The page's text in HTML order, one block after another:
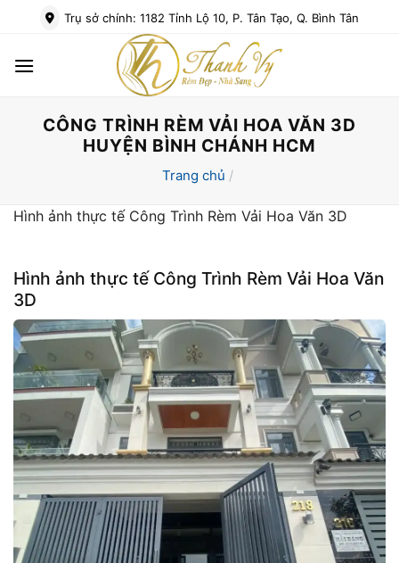
dung
Trụ sở chính: 1182 Tỉnh Lộ 10, P. Tân Tạo, Q. Bình Tân
CÔNG TRÌNH RÈM VẢI HOA VĂN 3D
HUYỆN BÌNH CHÁNH HCM
Trang chủ /
Hình ảnh thực tế Công Trình Rèm Vải Hoa Văn 3D
Hình ảnh thực tế Công Trình Rèm Vải Hoa Văn
3D